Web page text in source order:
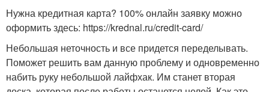
Нужна кредитная карта? 100% онлайн заявку можно
оформить здесь: https://krednal.ru/credit-card/
Небольшая неточность и все придется переделывать.
Поможет решить вам данную проблему и одновременно
набить руку небольшой лайфхак. Им станет вторая